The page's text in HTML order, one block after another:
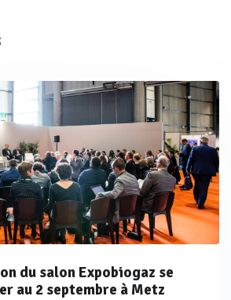
du salon Expobiogaz se
au 2 septembre à Metz